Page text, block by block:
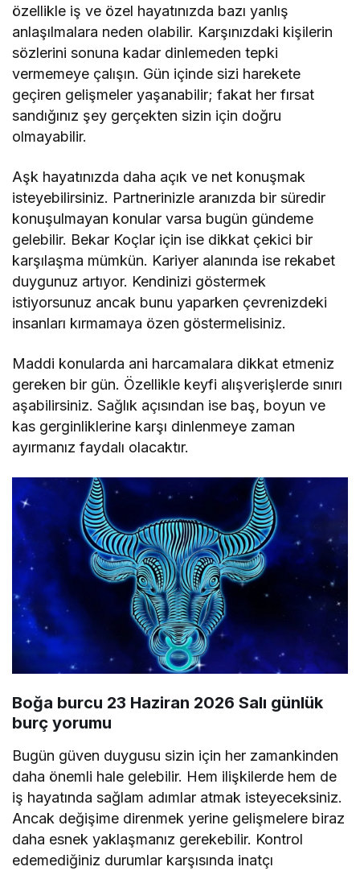
özellikle iş ve özel hayatınızda bazı yanlış
anlaşılmalara neden olabilir. Karşınızdaki kişilerin
sözlerini sonuna kadar dinlemeden tepki
vermemeye çalışın. Gün içinde sizi harekete
geçiren gelişmeler yaşanabilir; fakat her fırsat
sandığınız şey gerçekten sizin için doğru
olmayabilir.
Aşk hayatınızda daha açık ve net konuşmak
isteyebilirsiniz. Partnerinizle aranızda bir süredir
konuşulmayan konular varsa bugün gündeme
gelebilir. Bekar Koçlar için ise dikkat çekici bir
karşılaşma mümkün. Kariyer alanında ise rekabet
duygunuz artıyor. Kendinizi göstermek
istiyorsunuz ancak bunu yaparken çevrenizdeki
insanları kırmamaya özen göstermelisiniz.
Maddi konularda ani harcamalara dikkat etmeniz
gereken bir gün. Özellikle keyfi alışverişlerde sınırı
aşabilirsiniz. Sağlık açısından ise baş, boyun ve
kas gerginliklerine karşı dinlenmeye zaman
ayırmanız faydalı olacaktır.
Boğa burcu 23 Haziran 2026 Salı günlük
burç yorumu
Bugün güven duygusu sizin için her zamankinden
daha önemli hale gelebilir. Hem ilişkilerde hem de
iş hayatında sağlam adımlar atmak isteyeceksiniz.
Ancak değişime direnmek yerine gelişmelere biraz
daha esnek yaklaşmanız gerekebilir. Kontrol
edemediğiniz durumlar karşısında inatçı